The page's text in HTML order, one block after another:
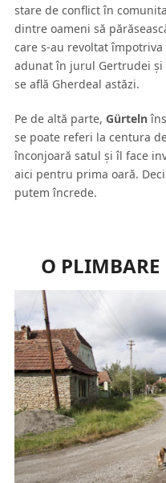
stare de conflict în
dintre oameni să
care s-au revoltat
adunat în jurul Gertrudei
se află Gherdeal astăzi.
Pe de altă parte, Gürteln
se poate referi la centura
înconjoară satul şi îl face
aici pentru prima oară.
putem încrede.
O PLIMBARE